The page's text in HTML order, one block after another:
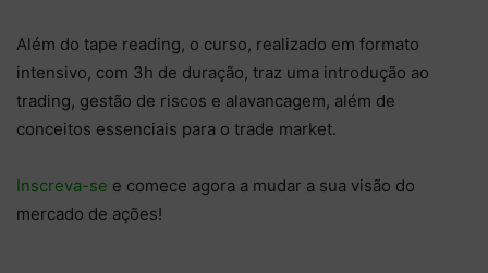
Além do tape reading, o curso, realizado em formato
intensivo, com 3h de duração, traz uma introdução ao
trading, gestão de riscos e alavancagem, além de
conceitos essenciais para o trade market.
Inscreva-se e comece agora a mudar a sua visão do
mercado de ações!